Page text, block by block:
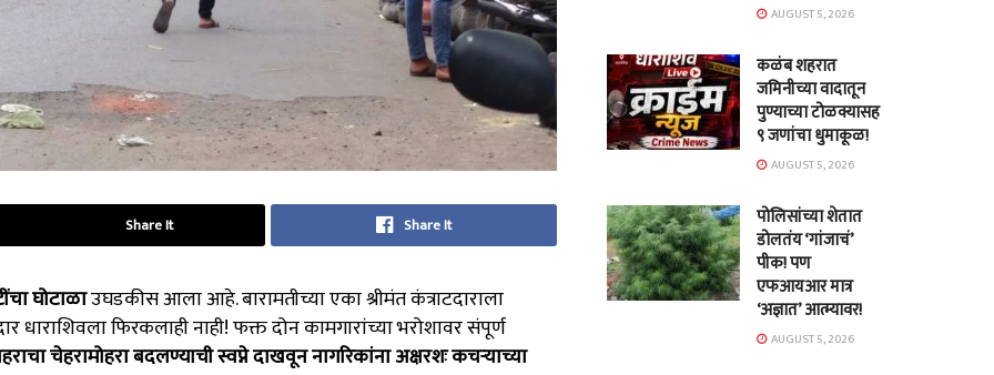
Share It Share It
घोटाळाउघडकीस आला आहे. बारामतीच्या एका श्रीमंत कंत्राटदाराला
फिरकलाही नाही! फक्त दोन कामगारांच्या भरोशावर संपूर्ण
चेहरामोहरा बदलण्याची स्वप्ने दाखवून नागरिकांना अक्षरशः कचऱ्याच्या
AUGUST 5, 2026
कळंब शहरात
जमिनीच्या वादातून
पुण्याच्या टोळक्यासह
९ जणांचा धुमाकूळ!
AUGUST 5, 2026
पोलिसांच्या शेतात
डोलतंय ‘गांजाचं’
पीक! पण
एफआयआर मात्र
‘अज्ञात’ आत्म्यावर!
AUGUST 5, 2026